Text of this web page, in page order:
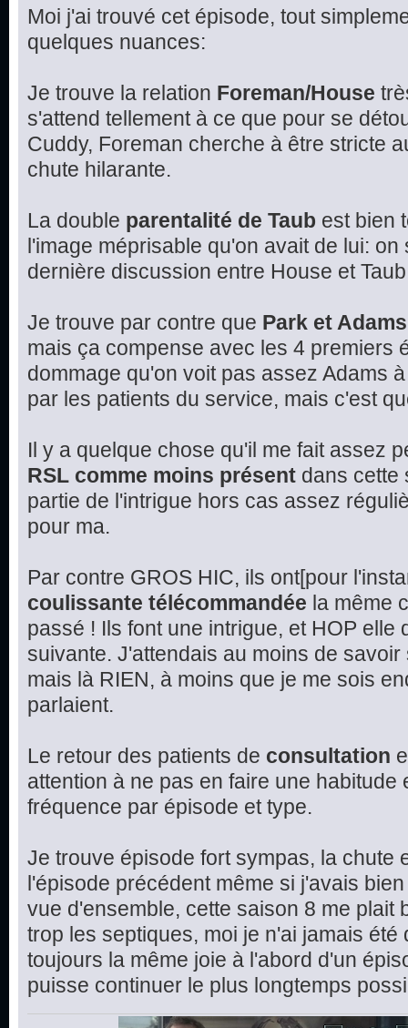
Moi j'ai trouvé cet épisode, tout
quelques nuances:
Je trouve la relation Foreman/House
s'attend tellement à ce que pour se
Cuddy, Foreman cherche à être stricte
chute hilarante.
La double parentalité de Taub est bien
l'image méprisable qu'on avait de lui:
dernière discussion entre House et
Je trouve par contre que Park et Adams
mais ça compense avec les 4 premiers
dommage qu'on voit pas assez Adams
par les patients du service, mais c'est
Il y a quelque chose qu'il me fait assez
RSL comme moins présent dans cette
partie de l'intrigue hors cas assez
pour ma.
Par contre GROS HIC, ils ont[pour
coulissante télécommandée la même
passé ! Ils font une intrigue, et HOP elle
suivante. J'attendais au moins de
mais là RIEN, à moins que je me sois
parlaient.
Le retour des patients de consultation
attention à ne pas en faire une habitude
fréquence par épisode et type.
Je trouve épisode fort sympas, la chute
l'épisode précédent même si j'avais
vue d'ensemble, cette saison 8 me plait
trop les septiques, moi je n'ai jamais
toujours la même joie à l'abord d'un
puisse continuer le plus longtemps